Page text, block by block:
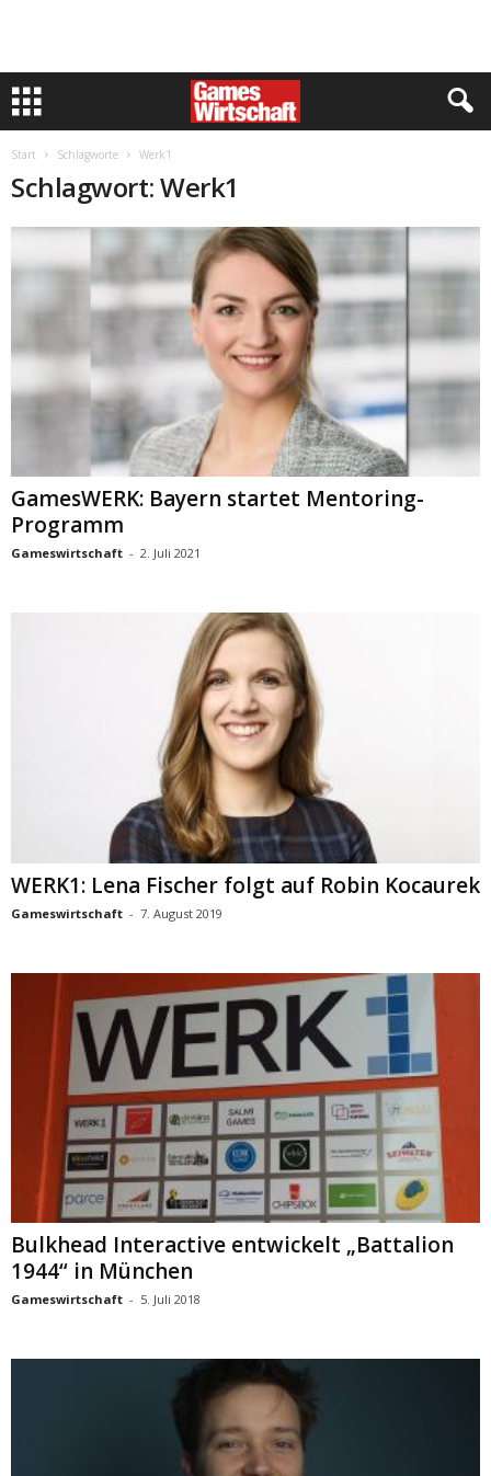
Start Schlagworte Werk1
Schlagwort: Werk1
GamesWERK: Bayern startet Mentoring-
Programm
Gameswirtschaft - 2. Juli 2021
WERK1: Lena Fischer folgt auf Robin Kocaurek
Gameswirtschaft - 7. August 2019
Bulkhead Interactive entwickelt „Battalion
1944“ in München
Gameswirtschaft - 5. Juli 2018